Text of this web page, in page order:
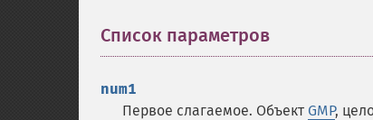
Список параметров
num1
Первое слагаемое. Объект GMP,